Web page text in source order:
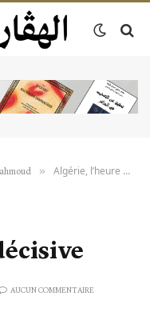
» Algérie, l’heure décisive
AUCUN COMMENTAIRE